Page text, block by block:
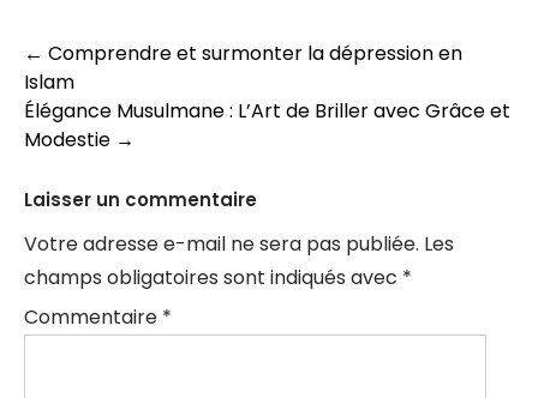
Navigation
des
articles
← Comprendre et surmonter la dépression en
Islam
Élégance Musulmane : L’Art de Briller avec Grâce et
Modestie →
Laisser un commentaire
Votre adresse e-mail ne sera pas publiée. Les
champs obligatoires sont indiqués avec *
Commentaire *